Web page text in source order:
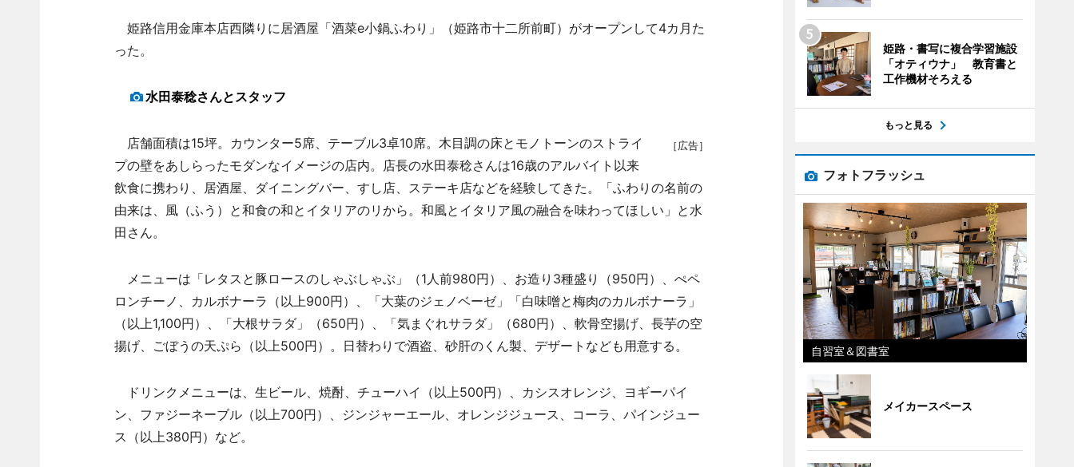
姫路信用金庫本店西隣りに居酒屋「酒菜e小鍋ふわり」（姫路市十二所前町）がオープンして4カ月た
った。
水田泰稔さんとスタッフ
［広告］
店舗面積は15坪。カウンター5席、テーブル3卓10席。木目調の床とモノトーンのストライ
プの壁をあしらったモダンなイメージの店内。店長の水田泰稔さんは16歳のアルバイト以来
飲食に携わり、居酒屋、ダイニングバー、すし店、ステーキ店などを経験してきた。「ふわりの名前の
由来は、風（ふう）と和食の和とイタリアのリから。和風とイタリア風の融合を味わってほしい」と水
田さん。
メニューは「レタスと豚ロースのしゃぶしゃぶ」（1人前980円）、お造り3種盛り（950円）、ぺペ
ロンチーノ、カルボナーラ（以上900円）、「大葉のジェノベーゼ」「白味噌と梅肉のカルボナーラ」
（以上1,100円）、「大根サラダ」（650円）、「気まぐれサラダ」（680円）、軟骨空揚げ、長芋の空
揚げ、ごぼうの天ぷら（以上500円）。日替わりで酒盗、砂肝のくん製、デザートなども用意する。
ドリンクメニューは、生ビール、焼酎、チューハイ（以上500円）、カシスオレンジ、ヨギーパイ
ン、ファジーネーブル（以上700円）、ジンジャーエール、オレンジジュース、コーラ、パインジュー
ス（以上380円）など。
姫路・書写に複合学習施設
「オティウナ」 教育書と
工作機材そろえる
もっと見る
フォトフラッシュ
自習室＆図書室
メイカースペース